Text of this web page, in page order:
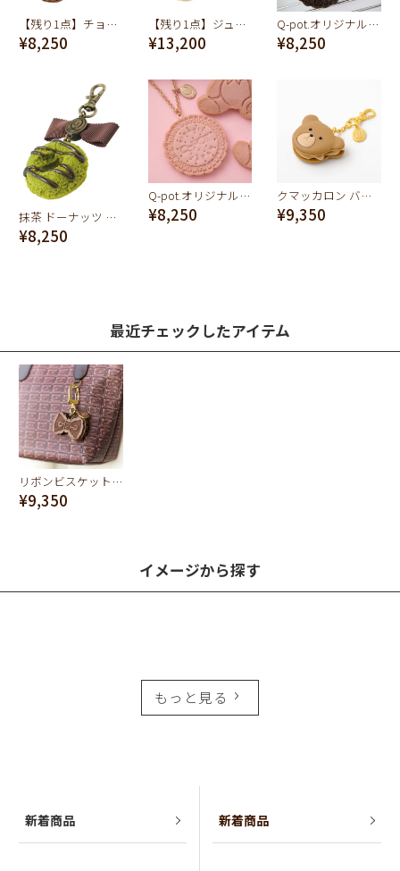
【残り1点】チョコレート ドーナッツ バッグチャーム
¥8,250
【残り1点】ジュテームマカロンリボンBC
¥13,200
Q-pot.オリジナル 焼きたてクッキー バッグチャーム(ココア)
¥8,250
抹茶 ドーナッツ バッグチャーム
¥8,250
Q-pot.オリジナル 焼きたてクッキー バッグチャーム(ストロベリーミルク)
¥8,250
クマッカロン バッグチャーム
¥9,350
最近チェックしたアイテム
リボンビスケットキーホルダー
¥9,350
イメージから探す
もっと見る
新着商品 新着商品